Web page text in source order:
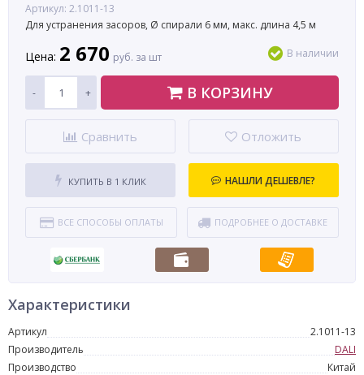
Артикул: 2.1011-13
Для устранения засоров, Ø спирали 6 мм, макс. длина 4,5 м
Цена: 2 670 руб. за шт В наличии
- + В КОРЗИНУ
Сравнить Отложить
КУПИТЬ В 1 КЛИК НАШЛИ ДЕШЕВЛЕ?
ВСЕ СПОСОБЫ ОПЛАТЫ ПОДРОБНЕЕ О ДОСТАВКЕ
Характеристики
Артикул
2.1011-13
Производитель
DALI
Производство
Китай